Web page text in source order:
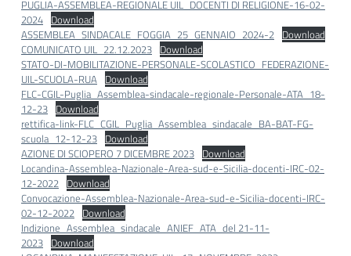
PUGLIA-ASSEMBLEA-REGIONALE UIL_DOCENTI DI RELIGIONE-16-02-
2024 Download
ASSEMBLEA_SINDACALE_FOGGIA_25_GENNAIO_2024-2 Download
COMUNICATO UIL_22.12.2023 Download
STATO-DI-MOBILITAZIONE-PERSONALE-SCOLASTICO_FEDERAZIONE-
UIL-SCUOLA-RUA Download
FLC-CGIL-Puglia_Assemblea-sindacale-regionale-Personale-ATA_18-
12-23 Download
rettifica-link-FLC_CGIL_Puglia_Assemblea_sindacale_BA-BAT-FG-
scuola_12-12-23 Download
AZIONE DI SCIOPERO 7 DICEMBRE 2023 Download
Locandina-Assemblea-Nazionale-Area-sud-e-Sicilia-docenti-IRC-02-
12-2022 Download
Convocazione-Assemblea-Nazionale-Area-sud-e-Sicilia-docenti-IRC-
02-12-2022 Download
Indizione_Assemblea_sindacale_ANIEF_ATA_del 21-11-
2023 Download